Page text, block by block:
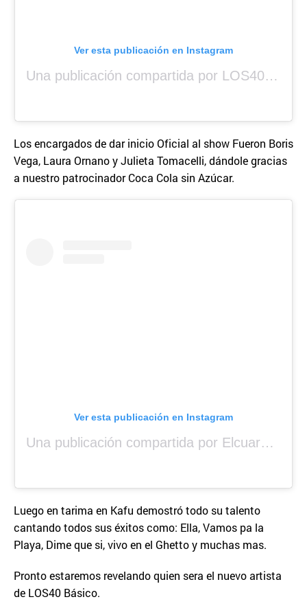
Ver esta publicación en Instagram
Una publicación compartida por LOS40 Panamá (@los40panama)
Los encargados de dar inicio Oficial al show Fueron Boris
Vega, Laura Ornano y Julieta Tomacelli, dándole gracias
a nuestro patrocinador Coca Cola sin Azúcar.
Ver esta publicación en Instagram
Una publicación compartida por Elcuara (@elcuara.25)
Luego en tarima en Kafu demostró todo su talento
cantando todos sus éxitos como: Ella, Vamos pa la
Playa, Dime que si, vivo en el Ghetto y muchas mas.
Pronto estaremos revelando quien sera el nuevo artista
de LOS40 Básico.